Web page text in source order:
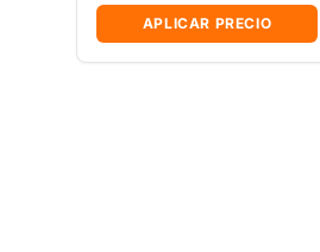
APLICAR PRECIO